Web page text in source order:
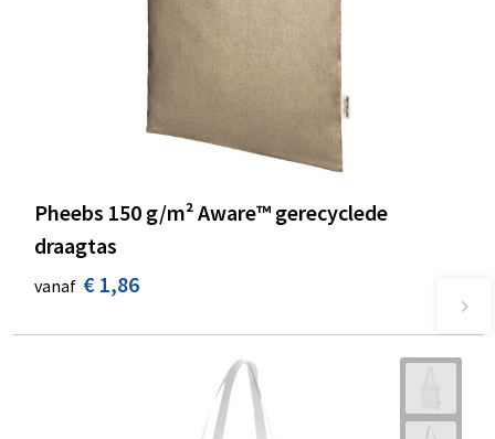
Pheebs 150 g/m² Aware™ gerecyclede
draagtas
vanaf € 1,86